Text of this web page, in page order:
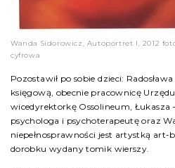
Wanda Sidorowicz, Autoportret I, 2012
cyfrowa
Pozostawił po sobie dzieci:
księgową, obecnie pracownicę
wicedyrektorkę Ossolineum, Łukasza
psychologa i psychoterapeutę oraz
niepełnosprawności jest artystką
dorobku wydany tomik wierszy.